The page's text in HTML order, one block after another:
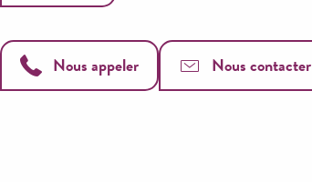
Nous appeler Nous contacter